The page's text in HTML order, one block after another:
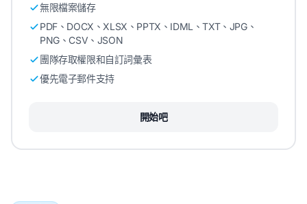
無限檔案儲存
PDF、DOCX、XLSX、PPTX、IDML、TXT、JPG、
PNG、CSV、JSON
團隊存取權限和自訂詞彙表
優先電子郵件支持
開始吧